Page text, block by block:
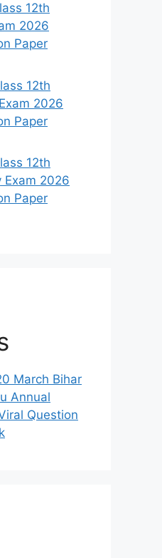
12th
2026
Paper
12th
2026
Paper
12th
Exam 2026
Paper
March Bihar
Annual
Question